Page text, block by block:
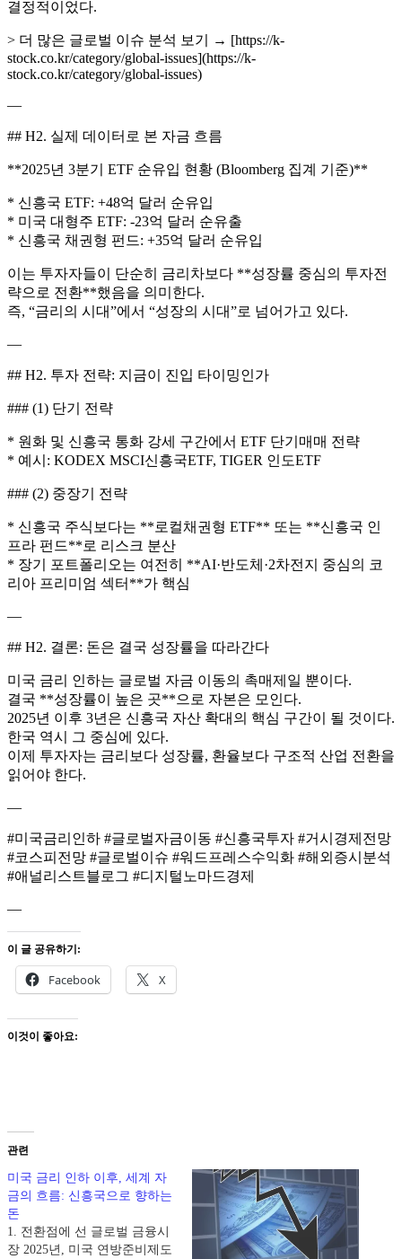
결정적이었다.
> 더 많은 글로벌 이슈 분석 보기 → [https://k-
stock.co.kr/category/global-issues](https://k-
stock.co.kr/category/global-issues)
—
## H2. 실제 데이터로 본 자금 흐름
**2025년 3분기 ETF 순유입 현황 (Bloomberg 집계 기준)**
* 신흥국 ETF: +48억 달러 순유입
* 미국 대형주 ETF: -23억 달러 순유출
* 신흥국 채권형 펀드: +35억 달러 순유입
이는 투자자들이 단순히 금리차보다 **성장률 중심의 투자전
략으로 전환**했음을 의미한다.
즉, “금리의 시대”에서 “성장의 시대”로 넘어가고 있다.
—
## H2. 투자 전략: 지금이 진입 타이밍인가
### (1) 단기 전략
* 원화 및 신흥국 통화 강세 구간에서 ETF 단기매매 전략
* 예시: KODEX MSCI신흥국ETF, TIGER 인도ETF
### (2) 중장기 전략
* 신흥국 주식보다는 **로컬채권형 ETF** 또는 **신흥국 인
프라 펀드**로 리스크 분산
* 장기 포트폴리오는 여전히 **AI·반도체·2차전지 중심의 코
리아 프리미엄 섹터**가 핵심
—
## H2. 결론: 돈은 결국 성장률을 따라간다
미국 금리 인하는 글로벌 자금 이동의 촉매제일 뿐이다.
결국 **성장률이 높은 곳**으로 자본은 모인다.
2025년 이후 3년은 신흥국 자산 확대의 핵심 구간이 될 것이다.
한국 역시 그 중심에 있다.
이제 투자자는 금리보다 성장률, 환율보다 구조적 산업 전환을
읽어야 한다.
—
#미국금리인하 #글로벌자금이동 #신흥국투자 #거시경제전망
#코스피전망 #글로벌이슈 #워드프레스수익화 #해외증시분석
#애널리스트블로그 #디지털노마드경제
—
이 글 공유하기:
Facebook X
이것이 좋아요:
관련
미국 금리 인하 이후, 세계 자
금의 흐름: 신흥국으로 향하는
돈
1. 전환점에 선 글로벌 금융시
장 2025년, 미국 연방준비제도